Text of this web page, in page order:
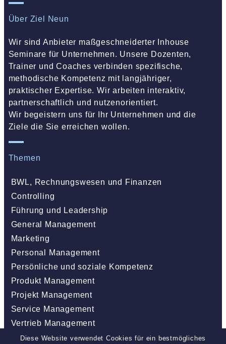
Über Ziel Neun
Wir sind Anbieter maßgeschneiderter Inhouse
Seminare für Unternehmen. Unsere Dozenten,
Trainer und Coaches verbinden spezifische,
methodische Kompetenz mit langjähriger,
praktischer Expertise. Wir arbeiten interaktiv,
partnerschaftlich und nutzenorientiert.
Wir begeistern uns für Ihr Unternehmen und die
Ziele die Sie erreichen wollen.
Themen
BWL, Rechnungswesen und Finanzen
Controlling
Führung und Leadership
General Management
Marketing
Personal Management
Persönliche und soziale Kompetenz
Produkt Management
Projekt Management
Service Management
Vertrieb Management
Life Science
Diese Website verwendet Cookies für ein bestmögliches